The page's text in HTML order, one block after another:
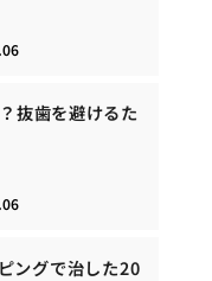
抜歯を避けるた
ングで治した20